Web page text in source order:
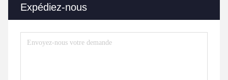
Expédiez-nous